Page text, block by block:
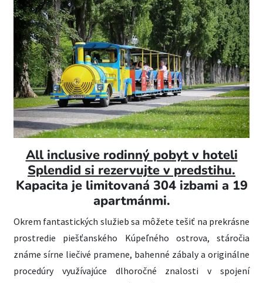
All inclusive rodinný pobyt v hoteli
Splendid si rezervujte v predstihu.
Kapacita je limitovaná 304 izbami a 19
apartmánmi.
Okrem fantastických služieb sa môžete tešiť na prekrásne
prostredie piešťanského Kúpeľného ostrova, stáročia
známe sírne liečivé pramene, bahenné zábaly a originálne
procedúry využívajúce dlhoročné znalosti v spojení